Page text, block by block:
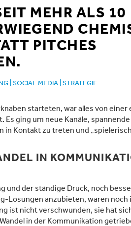
MEHR ALS 10
PITCHES
| SOCIAL MEDIA| STRATEGIE
starteten, war alles von
ging um neue Kanäle,
in Kontakt zu treten und
IN
und der ständige Druck, noch
Lösungen anzubieten, waren
ist nicht verschwunden, sie hat
in der Kommunikation